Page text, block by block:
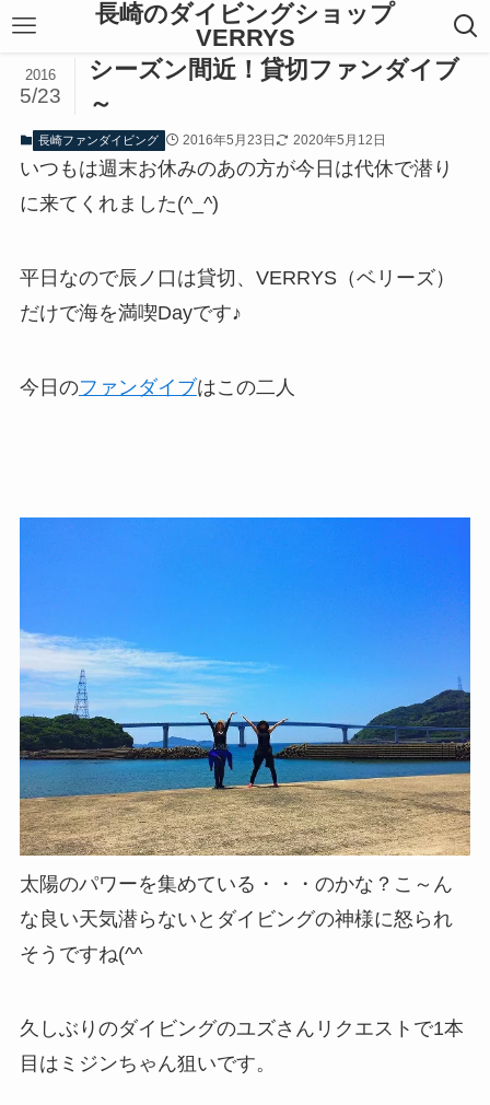
長崎のダイビングショップ
VERRYS
シーズン間近！貸切ファンダイブ
～
2016
5/23
長崎ファンダイビング 2016年5月23日 2020年5月12日
いつもは週末お休みのあの方が今日は代休で潜り
に来てくれました(^_^)
平日なので辰ノ口は貸切、VERRYS（ベリーズ）
だけで海を満喫Dayです♪
今日のファンダイブはこの二人
太陽のパワーを集めている・・・のかな？こ～ん
な良い天気潜らないとダイビングの神様に怒られ
そうですね(^^ゞ
久しぶりのダイビングのユズさんリクエストで1本
目はミジンちゃん狙いです。